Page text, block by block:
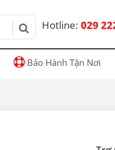
Hotline: 029
Bảo Hành Tận Nơi